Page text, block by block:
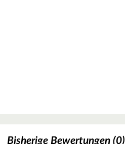
Bisherige Bewertungen (0)